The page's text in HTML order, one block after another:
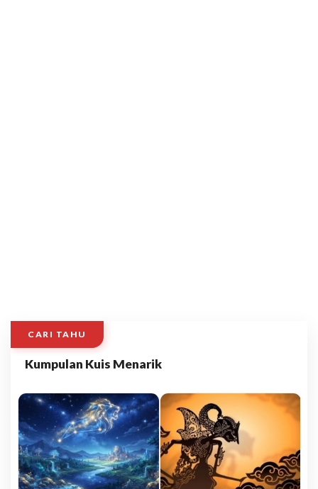
CARI TAHU
Kumpulan Kuis Menarik